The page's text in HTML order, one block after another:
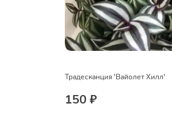
Традесканция 'Вайолет Хилл'
150 ₽